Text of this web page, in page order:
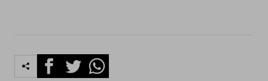
FacebookTwitterWhatsapp